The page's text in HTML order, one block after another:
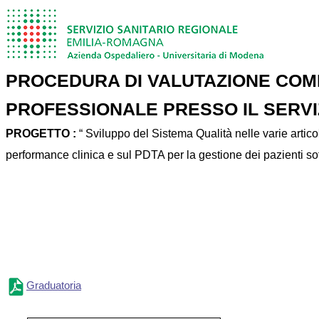
PROCEDURA DI VALUTAZIONE
PROFESSIONALE PRESSO IL
PROGETTO : “ Sviluppo del Sistema Qualità nelle varie
performance clinica e sul PDTA per la gestione dei pazienti
Graduatoria